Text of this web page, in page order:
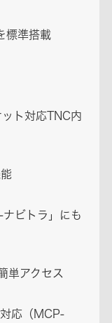
標準搭載
ト対応TNC内
ビトラ」にも
単アクセス
対応（MCP-